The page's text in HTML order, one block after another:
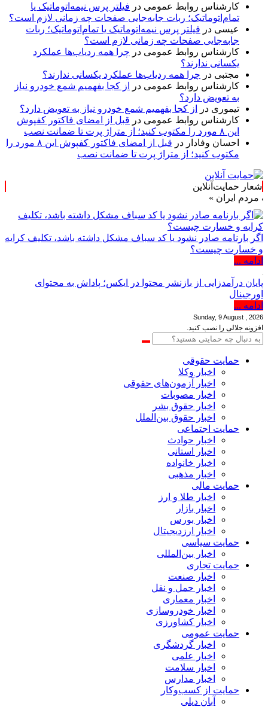
کارشناس روابط عمومی در فیلتر پرس نیمه‌اتوماتیک یا
تمام‌اتوماتیک؛ ربات جابه‌جایی صفحات چه زمانی لازم است؟
عیسی در فیلتر پرس نیمه‌اتوماتیک یا تمام‌اتوماتیک؛ ربات
جابه‌جایی صفحات چه زمانی لازم است؟
کارشناس روابط عمومی در چرا همه ردیاب‌ها عملکرد
یکسانی ندارند؟
مجتبی در چرا همه ردیاب‌ها عملکرد یکسانی ندارند؟
کارشناس روابط عمومی در
از کجا بفهمیم شمع خودرو نیاز
به تعویض دارد؟
تیموری در
از کجا بفهمیم شمع خودرو نیاز به تعویض دارد؟
کارشناس روابط عمومی در قبل از امضای فاکتور کفپوش
این ۸ مورد را مکتوب کنید؛ از متراژ پرت تا ضمانت نصب
احسان وفادار در
قبل از امضای فاکتور کفپوش این ۸ مورد را
مکتوب کنید؛ از متراژ پرت تا ضمانت نصب
شعار حمایت‌آنلاین
»
اگر بارنامه صادر نشود یا کد سباف مشکل داشته باشد، تکلیف کرایه
و خسارت چیست؟
ادامه ...
پایان درآمدزایی از بازنشر محتوا در ایکس؛ پاداش به محتوای
اورجینال
ادامه ...
Sunday, 9 August , 2026
افزونه جلالی را نصب کنید.
حمایت حقوقی
اخبار وکلا
اخبار آزمون‌های حقوقی
اخبار مصوبات
اخبار حقوق بشر
اخبار حقوق بین‌الملل
حمایت اجتماعی
اخبار حوادث
اخبار استانی
اخبار خانواده
اخبار مذهبی
حمایت مالی
اخبار طلا و ارز
اخبار بازار
اخبار بورس
اخبار ارزدیجیتال
حمایت سیاسی
اخبار بین‌المللی
حمایت تجاری
اخبار صنعت
اخبار حمل و نقل
اخبار معماری
اخبار خودروسازی
اخبار کشاورزی
حمایت عمومی
اخبار گردشگری
اخبار علمی
اخبار سلامت
اخبار مدارس
حمایت از کسب‌وکار
آبان دیلی